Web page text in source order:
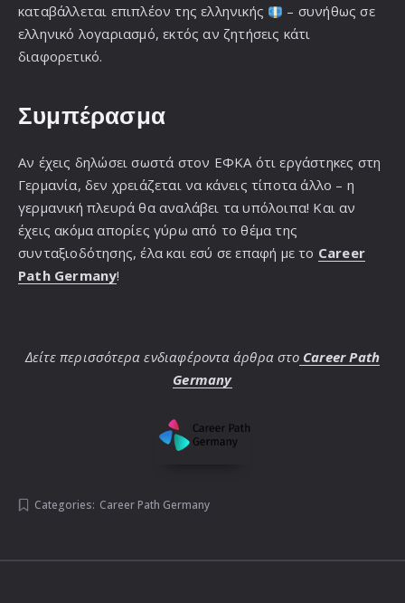
καταβάλλεται επιπλέον της ελληνικής
– συνήθως σε
ελληνικό λογαριασμό, εκτός αν ζητήσεις κάτι
διαφορετικό.
Συμπέρασμα
Αν έχεις δηλώσει σωστά στον ΕΦΚΑ ότι εργάστηκες στη
Γερμανία, δεν χρειάζεται να κάνεις τίποτα άλλο – η
γερμανική πλευρά θα αναλάβει τα υπόλοιπα! Και αν
έχεις ακόμα απορίες γύρω από το θέμα της
συνταξιοδότησης, έλα και εσύ σε επαφή με το Career
Path Germany!
Δείτε περισσότερα ενδιαφέροντα άρθρα στοCareer Path
Germany
Categories: Career Path Germany